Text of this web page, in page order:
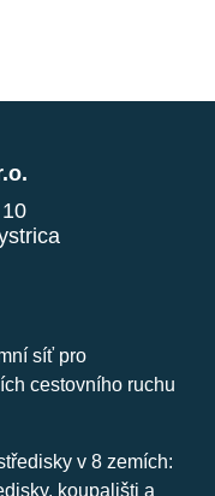
síť pro
cestovního ruchu
v 8 zemích:
koupališti a